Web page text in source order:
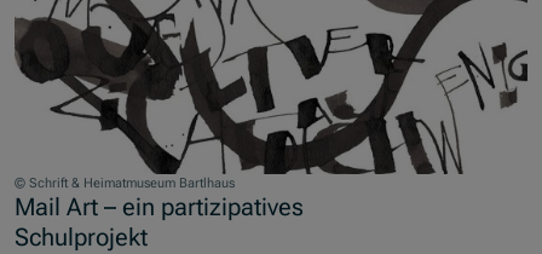
© Schrift & Heimatmuseum Bartlhaus
Mail Art – ein partizipatives
Schulprojekt